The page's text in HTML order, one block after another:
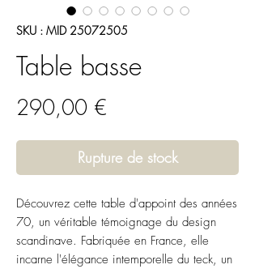
SKU : MID 25072505
Table basse
290,00 €
Rupture de stock
Découvrez cette table d'appoint des années
70, un véritable témoignage du design
scandinave. Fabriquée en France, elle
incarne l'élégance intemporelle du teck, un